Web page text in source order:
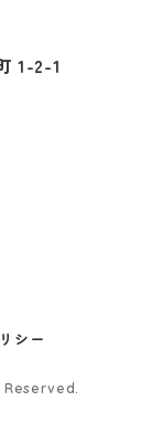
1-2-1
シー